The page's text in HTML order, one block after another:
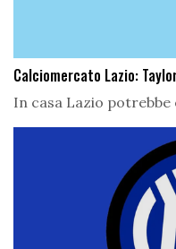
Calciomercato Lazio:
In casa Lazio potrebbe